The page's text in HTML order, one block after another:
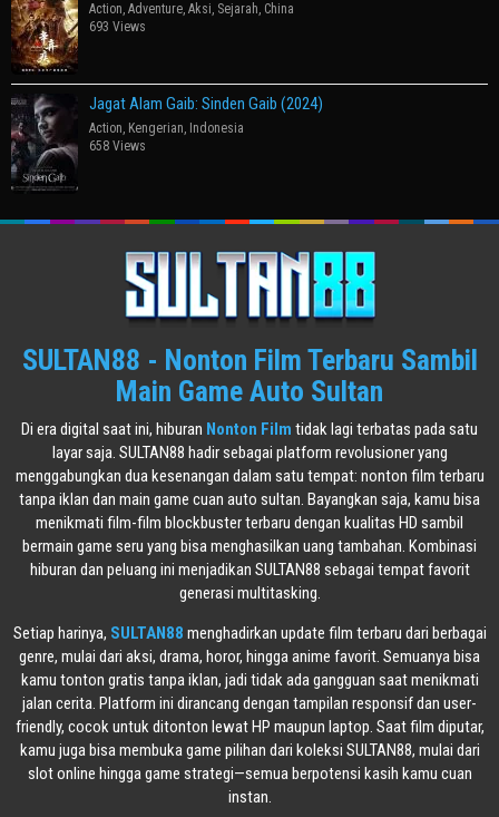
Action, Adventure, Aksi, Sejarah, China
693 Views
Jagat Alam Gaib: Sinden Gaib (2024)
Action, Kengerian, Indonesia
658 Views
SULTAN88 - Nonton Film Terbaru Sambil
Main Game Auto Sultan
Di era digital saat ini, hiburan Nonton Film tidak lagi terbatas pada satu
layar saja. SULTAN88 hadir sebagai platform revolusioner yang
menggabungkan dua kesenangan dalam satu tempat: nonton film terbaru
tanpa iklan dan main game cuan auto sultan. Bayangkan saja, kamu bisa
menikmati film-film blockbuster terbaru dengan kualitas HD sambil
bermain game seru yang bisa menghasilkan uang tambahan. Kombinasi
hiburan dan peluang ini menjadikan SULTAN88 sebagai tempat favorit
generasi multitasking.
Setiap harinya, SULTAN88 menghadirkan update film terbaru dari berbagai
genre, mulai dari aksi, drama, horor, hingga anime favorit. Semuanya bisa
kamu tonton gratis tanpa iklan, jadi tidak ada gangguan saat menikmati
jalan cerita. Platform ini dirancang dengan tampilan responsif dan user-
friendly, cocok untuk ditonton lewat HP maupun laptop. Saat film diputar,
kamu juga bisa membuka game pilihan dari koleksi SULTAN88, mulai dari
slot online hingga game strategi—semua berpotensi kasih kamu cuan
instan.